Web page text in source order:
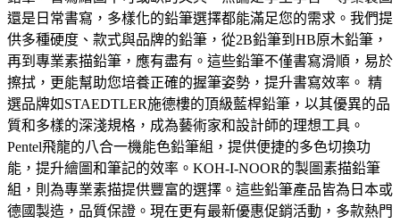
還是日常書寫，多樣化的鉛筆選擇都能滿足您的需求。我們提
供多種硬度、款式與品牌的鉛筆，從2B鉛筆到HB原木鉛筆，
再到專業素描鉛筆，應有盡有。這些鉛筆不僅書寫滑順，易於
擦拭，更能幫助您培養正確的握筆姿勢，提升書寫效率。 精
選品牌如STAEDTLER施德樓的頂級藍桿鉛筆，以其優異的品
質和多樣的深淺規格，成為藝術家和設計師的理想工具。
Pentel飛龍的八合一機能色鉛筆組，提供便捷的多色切換功
能，提升繪圖和筆記的效率。KOH-I-NOOR的製圖素描鉛筆
組，則為專業素描提供豐富的選擇。這些鉛筆產品皆為日本或
德國製造，品質保證。現在更有最新優惠促銷活動，多款熱門